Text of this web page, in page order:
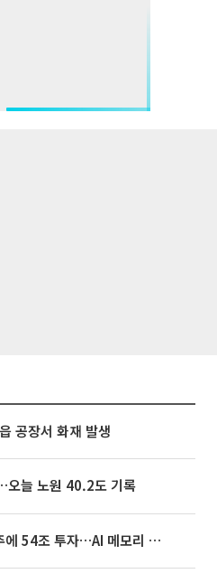
공장서 화재 발생
늘 노원 40.2도 기록
SK하이닉스, 용인·청주에 54조 투자…AI 메모리 생산기지 키운다